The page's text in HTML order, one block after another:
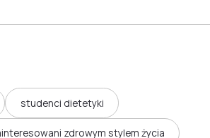
studenci dietetyki
zdrowym stylem życia